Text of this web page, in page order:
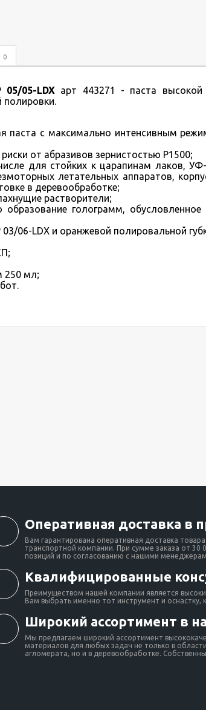
0
05/05-LDX арт 443271 - паста высокой
полировки.
паста с максимально интенсивным
от абразивов зернистостью P1500;
для стойких к царапинам лаков,
летательных аппаратов,
в деревообработке;
растворители;
голограмм,
06-LDX и оранжевой полировальной
250 мл;
Оперативная доставка в
Вам гарантирована оперативная доставка
транспортной компании. При сумме заказа от 30
позиций и по согласованию с нашими
Квалифицированные
Преимуществом нашей компании является
Вам выбрать именно тот инструмент и
Широкий ассортимент в
Мы предлагаем широкий ассортимент
материалов для любых задач не только в
агломерата, но и в деревообработке.